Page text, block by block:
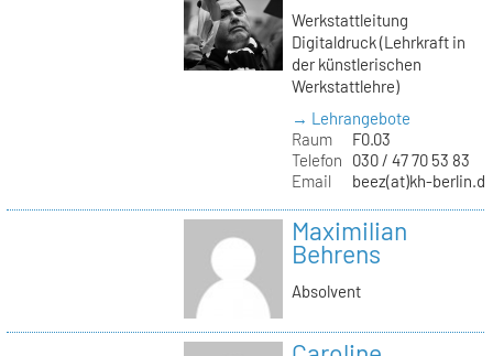
Werkstattleitung
Digitaldruck (Lehrkraft in
der künstlerischen
Werkstattlehre)
→ Lehrangebote
Raum
F0.03
Telefon
030 / 47 70 53 83
Email
beez(at)kh-
Maximilian
Behrens
Absolvent